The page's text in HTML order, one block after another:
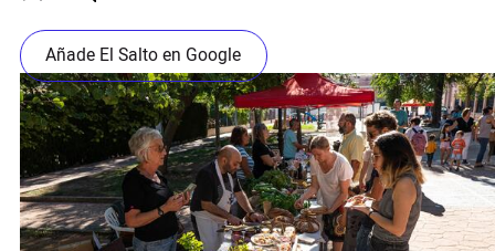
Añade El Salto en Google